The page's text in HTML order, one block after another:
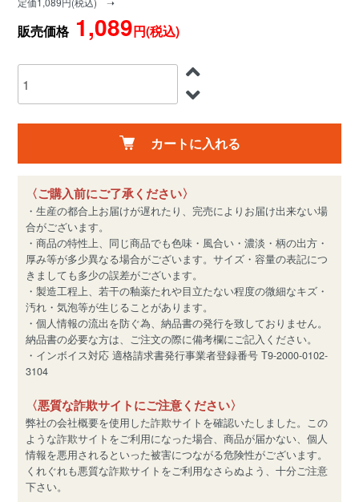
販売価格1,089円(税込)
カートに入れる
〈ご購入前にご了承ください〉
・生産の都合上お届けが遅れたり、完売によりお届け出来ない場
合がございます。
・商品の特性上、同じ商品でも色味・風合い・濃淡・柄の出方・
厚み等が多少異なる場合がございます。サイズ・容量の表記につ
きましても多少の誤差がございます。
・製造工程上、若干の釉薬たれや目立たない程度の微細なキズ・
汚れ・気泡等が生じることがあります。
・個人情報の流出を防ぐ為、納品書の発行を致しておりません。
納品書の必要な方は、ご注文の際に備考欄にご記入ください。
・インボイス対応 適格請求書発行事業者登録番号 T9-2000-0102-
3104
〈悪質な詐欺サイトにご注意ください〉
弊社の会社概要を使用した詐欺サイトを確認いたしました。この
ような詐欺サイトをご利用になった場合、商品が届かない、個人
情報を悪用されるといった被害につながる危険性がございます。
くれぐれも悪質な詐欺サイトをご利用なさらぬよう、十分ご注意
下さい。